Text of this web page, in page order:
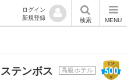
ログイン
新規登録
検索 MENU
テンボス 高級ホテル